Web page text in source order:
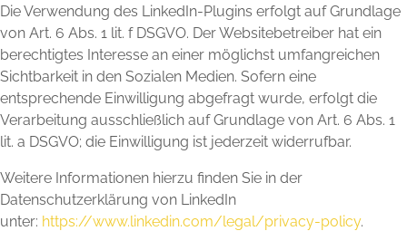
Die Verwendung des LinkedIn-Plugins erfolgt auf Grundlage
von Art. 6 Abs. 1 lit. f DSGVO. Der Websitebetreiber hat ein
berechtigtes Interesse an einer möglichst umfangreichen
Sichtbarkeit in den Sozialen Medien. Sofern eine
entsprechende Einwilligung abgefragt wurde, erfolgt die
Verarbeitung ausschließlich auf Grundlage von Art. 6 Abs. 1
lit. a DSGVO; die Einwilligung ist jederzeit widerrufbar.
Weitere Informationen hierzu finden Sie in der
Datenschutzerklärung von LinkedIn
unter: https://www.linkedin.com/legal/privacy-policy.